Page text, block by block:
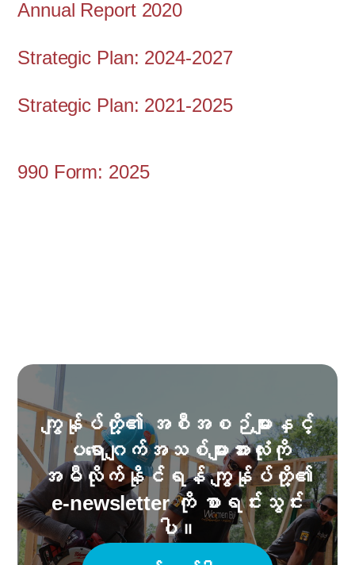
Annual Report 2020
Strategic Plan: 2024-2027
Strategic Plan: 2021-2025
990 Form: 2025
ကျွန်ုပ်တို့၏ အစီအစဉ်များနှင့်
ပရောဂျက်အသစ်များအားလုံးကို
အမီလိုက်နိုင်ရန် ကျွန်ုပ်တို့၏
e-newsletter ကို စာရင်းသွင်း
ပါ။